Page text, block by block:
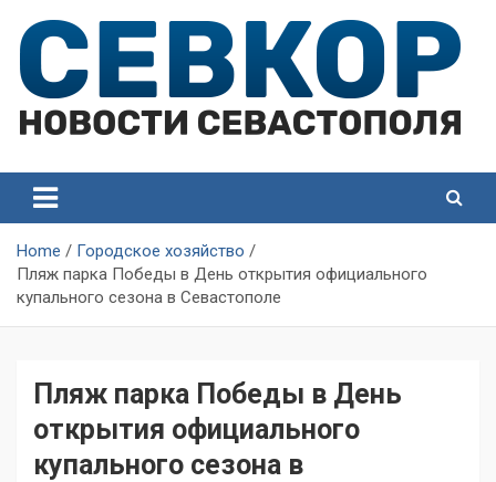
content
Севастополя
Севастополя
Home
Городское хозяйство
Пляж парка Победы в День открытия официального
купального сезона в Севастополе
Пляж парка Победы в День
открытия официального
купального сезона в